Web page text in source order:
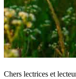
Chers lectrices et